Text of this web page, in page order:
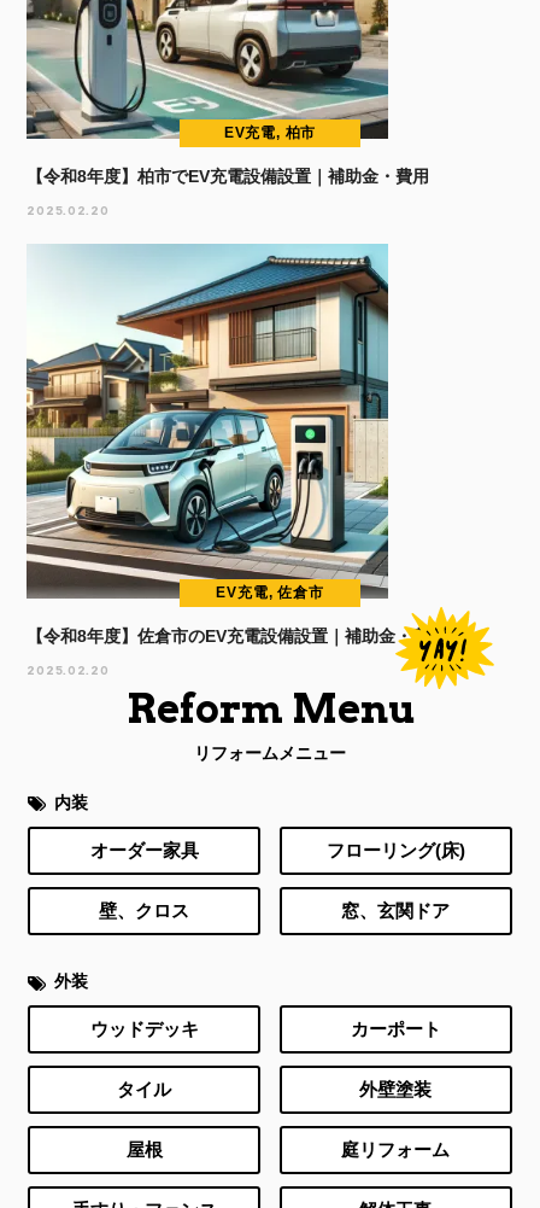
EV充電, 柏市
【令和8年度】柏市でEV充電設備設置｜補助金・費用
2025.02.20
EV充電, 佐倉市
【令和8年度】佐倉市のEV充電設備設置｜補助金・費用
2025.02.20
Reform Menu
リフォームメニュー
内装
オーダー家具 フローリング(床)
壁、クロス 窓、玄関ドア
外装
ウッドデッキ カーポート
タイル 外壁塗装
屋根 庭リフォーム